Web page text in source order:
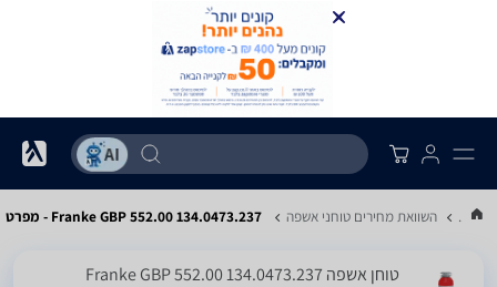
... השוואת מחירים טוחני אשפה Franke GBP 552.00 134.0473.237 - מפרט
טוחן אשפה Franke GBP 552.00 134.0473.237